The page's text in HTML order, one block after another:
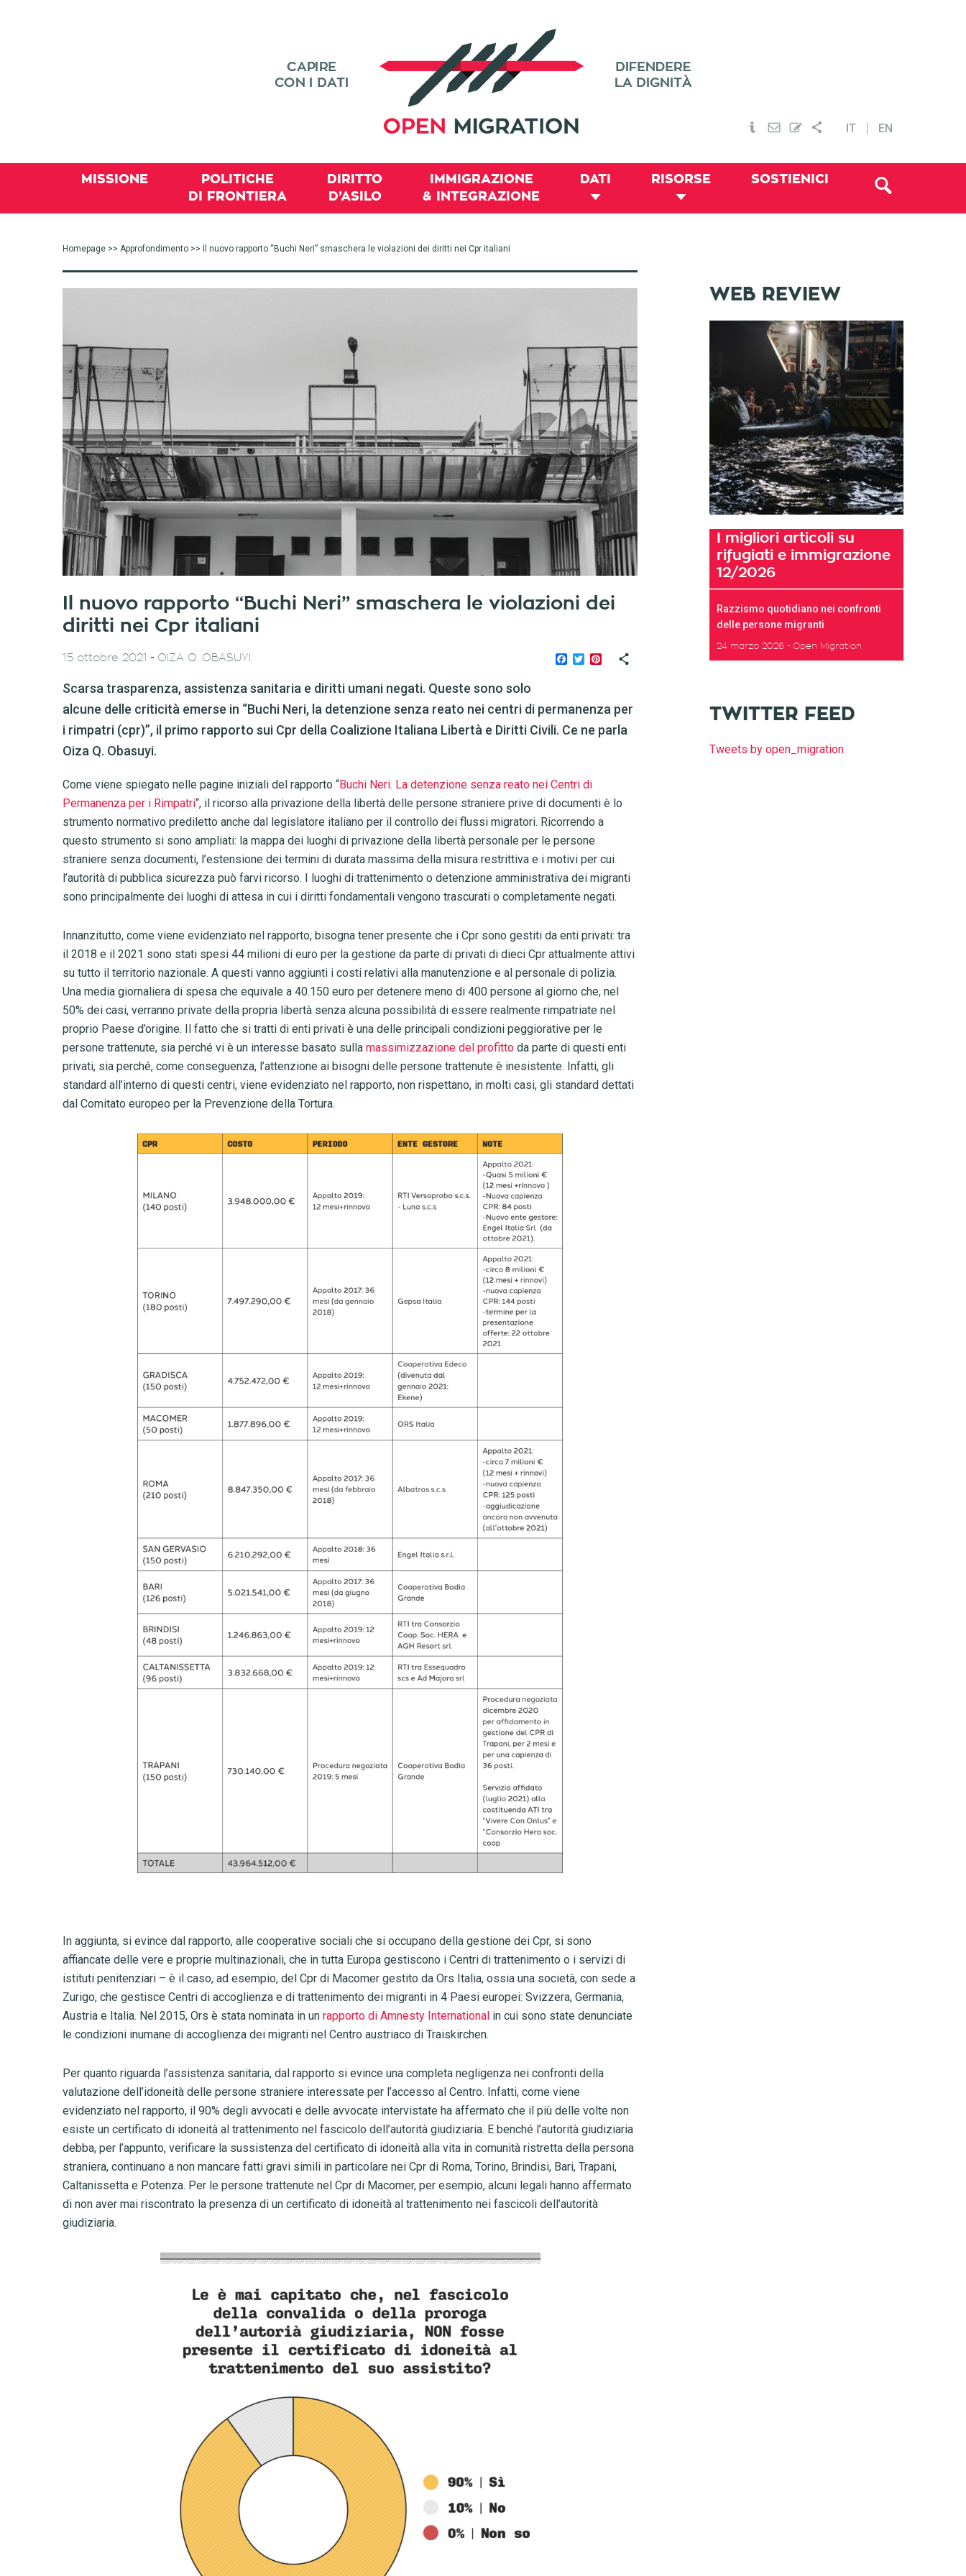
IT EN
MISSIONE
POLITICHE
DI FRONTIERA
DIRITTO
D’ASILO
IMMIGRAZIONE
& INTEGRAZIONE
DATI RISORSE SOSTIENICI
Homepage >> Approfondimento >> Il nuovo rapporto “Buchi Neri” smaschera le violazioni dei diritti nei Cpr italiani
Il nuovo rapporto “Buchi Neri” smaschera le violazioni dei
diritti nei Cpr italiani
Facebook
TwitterPinterest
15 ottobre 2021 - OIZA Q. OBASUYI
Scarsa trasparenza, assistenza sanitaria e diritti umani negati. Queste sono solo
alcune delle criticità emerse in “Buchi Neri, la detenzione senza reato nei centri di permanenza per
i rimpatri (cpr)”, il primo rapporto sui Cpr della Coalizione Italiana Libertà e Diritti Civili. Ce ne parla
Oiza Q. Obasuyi.
Come viene spiegato nelle pagine iniziali del rapporto “Buchi Neri. La detenzione senza reato nei Centri di
Permanenza per i Rimpatri“, il ricorso alla privazione della libertà delle persone straniere prive di documenti è lo
strumento normativo prediletto anche dal legislatore italiano per il controllo dei flussi migratori. Ricorrendo a
questo strumento si sono ampliati: la mappa dei luoghi di privazione della libertà personale per le persone
straniere senza documenti, l’estensione dei termini di durata massima della misura restrittiva e i motivi per cui
l’autorità di pubblica sicurezza può farvi ricorso. I luoghi di trattenimento o detenzione amministrativa dei migranti
sono principalmente dei luoghi di attesa in cui i diritti fondamentali vengono trascurati o completamente negati.
Innanzitutto, come viene evidenziato nel rapporto, bisogna tener presente che i Cpr sono gestiti da enti privati: tra
il 2018 e il 2021 sono stati spesi 44 milioni di euro per la gestione da parte di privati di dieci Cpr attualmente attivi
su tutto il territorio nazionale. A questi vanno aggiunti i costi relativi alla manutenzione e al personale di polizia.
Una media giornaliera di spesa che equivale a 40.150 euro per detenere meno di 400 persone al giorno che, nel
50% dei casi, verranno private della propria libertà senza alcuna possibilità di essere realmente rimpatriate nel
proprio Paese d’origine. Il fatto che si tratti di enti privati è una delle principali condizioni peggiorative per le
persone trattenute, sia perché vi è un interesse basato sulla massimizzazione del profitto da parte di questi enti
privati, sia perché, come conseguenza, l’attenzione ai bisogni delle persone trattenute è inesistente. Infatti, gli
standard all’interno di questi centri, viene evidenziato nel rapporto, non rispettano, in molti casi, gli standard dettati
dal Comitato europeo per la Prevenzione della Tortura.
In aggiunta, si evince dal rapporto, alle cooperative sociali che si occupano della gestione dei Cpr, si sono
affiancate delle vere e proprie multinazionali, che in tutta Europa gestiscono i Centri di trattenimento o i servizi di
istituti penitenziari – è il caso, ad esempio, del Cpr di Macomer gestito da Ors Italia, ossia una società, con sede a
Zurigo, che gestisce Centri di accoglienza e di trattenimento dei migranti in 4 Paesi europei: Svizzera, Germania,
Austria e Italia. Nel 2015, Ors è stata nominata in un rapporto di Amnesty International in cui sono state denunciate
le condizioni inumane di accoglienza dei migranti nel Centro austriaco di Traiskirchen.
Per quanto riguarda l’assistenza sanitaria, dal rapporto si evince una completa negligenza nei confronti della
valutazione dell’idoneità delle persone straniere interessate per l’accesso al Centro. Infatti, come viene
evidenziato nel rapporto, il 90% degli avvocati e delle avvocate intervistate ha affermato che il più delle volte non
esiste un certificato di idoneità al trattenimento nel fascicolo dell’autorità giudiziaria. E benché l’autorità giudiziaria
debba, per l’appunto, verificare la sussistenza del certificato di idoneità alla vita in comunità ristretta della persona
straniera, continuano a non mancare fatti gravi simili in particolare nei Cpr di Roma, Torino, Brindisi, Bari, Trapani,
Caltanissetta e Potenza. Per le persone trattenute nel Cpr di Macomer, per esempio, alcuni legali hanno affermato
di non aver mai riscontrato la presenza di un certificato di idoneità al trattenimento nei fascicoli dell’autorità
giudiziaria.
WEB REVIEW
I migliori articoli su
rifugiati e immigrazione
12/2026
Razzismo quotidiano nei confronti
delle persone migranti
24 marzo 2026 Open Migration
TWITTER FEED
Tweets by open_migration